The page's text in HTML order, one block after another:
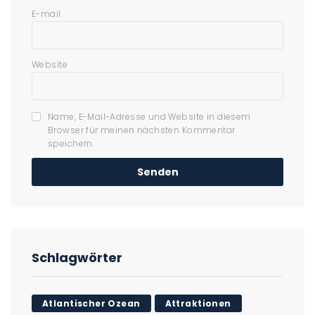
E-mail
Website
Name, E-Mail-Adresse und Website in diesem
Browser für meinen nächsten Kommentar
speichern.
Schlagwörter
Atlantischer Ozean Attraktionen